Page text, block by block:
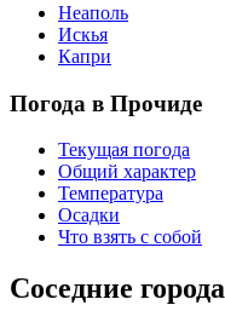
Неаполь
Искья
Капри
Погода в Прочиде
Текущая погода
Общий характер
Температура
Осадки
Что взять с собой
Соседние города